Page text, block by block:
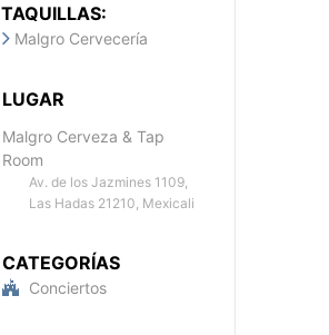
TAQUILLAS:
Malgro Cervecería
LUGAR
Malgro Cerveza & Tap
Room
Av. de los Jazmines 1109,
Las Hadas 21210, Mexicali
CATEGORÍAS
Conciertos